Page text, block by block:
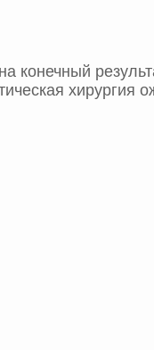
конечный
хирургия